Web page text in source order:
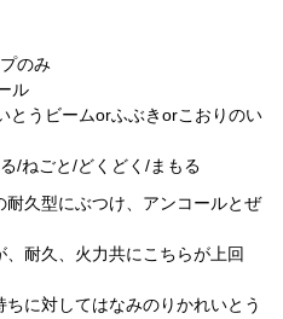
のみ
ル
とうビームorふぶきorこおりのい
/ねごと/どくどく/まもる
久型にぶつけ、アンコールとぜ
耐久、火力共にこちらが上回
ちに対してはなみのりかれいとう